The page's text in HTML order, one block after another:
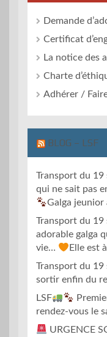
Demande
Certificat
La notice des
Charte
Adhérer /
BLOG – LSF
Transport du
qui ne sait pas
Galga jeunior
Transport du
adorable galga
vie…
Elle est
Transport du 19
sortir enfin du
LSF
rendez-vous le
URGENCE